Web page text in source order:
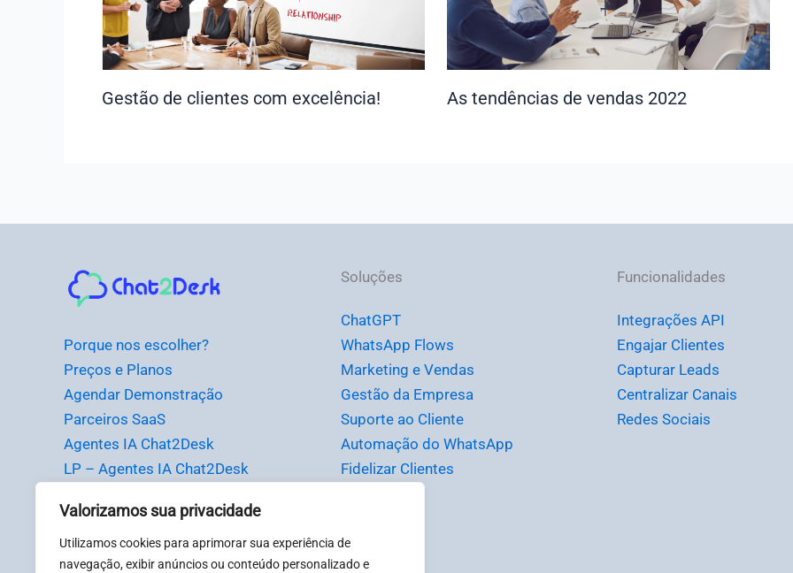
Valorizamos sua privacidade
Utilizamos cookies para aprimorar sua experiência de
navegação, exibir anúncios ou conteúdo personalizado e
Gestão de clientes com excelência! As tendências de vendas 2022
Porque nos escolher?
Preços e Planos
Agendar Demonstração
Parceiros SaaS
Agentes IA Chat2Desk
LP – Agentes IA Chat2Desk
Business API Oficial – Chat2desk
Instagram
Facebook Soluções
ChatGPT
WhatsApp Flows
Marketing e Vendas
Gestão da Empresa
Suporte ao Cliente
Automação do WhatsApp
Fidelizar Clientes
Funcionalidades
Integrações API
Engajar Clientes
Capturar Leads
Centralizar Canais
Redes Sociais